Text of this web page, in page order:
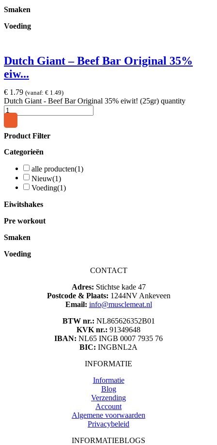
Smaken
Voeding
Dutch Giant – Beef Bar Original 35%
eiw...
€ 1.79 (vanaf: € 1.49)
Dutch Giant - Beef Bar Original 35% eiwit! (25gr) quantity
Product Filter
Categorieën
alle producten(1)
Nieuw(1)
Voeding(1)
Eiwitshakes
Pre workout
Smaken
Voeding
CONTACT
Adres: Stichtse kade 47
Postcode & Plaats: 1244NV Ankeveen
Email: info@musclemeat.nl
BTW nr.: NL865626352B01
KVK nr.: 91349648
IBAN: NL65 INGB 0007 7935 76
BIC: INGBNL2A
INFORMATIE
Informatie
Blog
Verzending
Account
Algemene voorwaarden
Privacybeleid
INFORMATIEBLOGS